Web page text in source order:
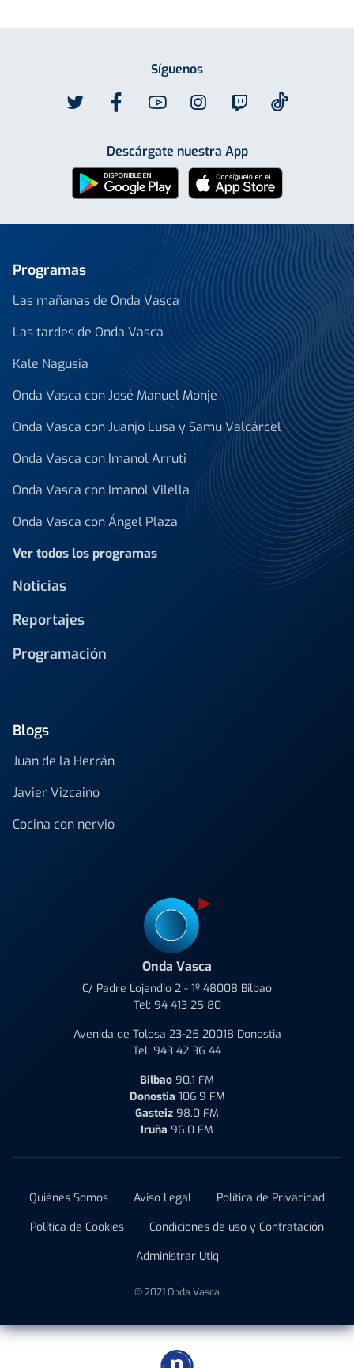
Síguenos
Descárgate nuestra App
Programas
Las mañanas de Onda Vasca
Las tardes de Onda Vasca
Kale Nagusia
Onda Vasca con José Manuel Monje
Onda Vasca con Juanjo Lusa y Samu Valcárcel
Onda Vasca con Imanol Arruti
Onda Vasca con Imanol Vilella
Onda Vasca con Ángel Plaza
Ver todos los programas
Noticias
Reportajes
Programación
Blogs
Juan de la Herrán
Javier Vizcaino
Cocina con nervio
Onda Vasca
C/ Padre Lojendio 2 - 1º 48008 Bilbao
Tel: 94 413 25 80
Avenida de Tolosa 23-25 20018 Donostia
Tel: 943 42 36 44
Bilbao 90.1 FM
Donostia 106.9 FM
Gasteiz 98.0 FM
Iruña 96.0 FM
Quiénes Somos Aviso Legal
Política de Privacidad
Política de Cookies
Condiciones de uso y Contratación
Administrar Utiq
© 2021 Onda Vasca